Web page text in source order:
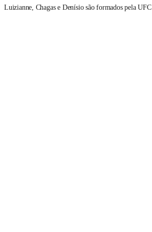
Luizianne, Chagas e Denísio são formados pela UFC